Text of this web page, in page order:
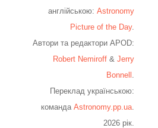
англійською:Astronomy
Picture of the Day.
Автори та редактори APOD:
Robert Nemiroff &Jerry
Bonnell
Переклад українською:
командаAstronomy.pp.ua
2026 рік.